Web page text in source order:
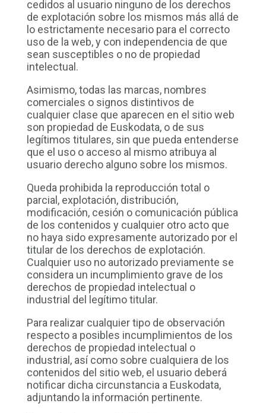
cedidos al usuario ninguno de los derechos
de explotación sobre los mismos más allá de
lo estrictamente necesario para el correcto
uso de la web, y con independencia de que
sean susceptibles o no de propiedad
intelectual.
Asimismo, todas las marcas, nombres
comerciales o signos distintivos de
cualquier clase que aparecen en el sitio web
son propiedad de Euskodata, o de sus
legítimos titulares, sin que pueda entenderse
que el uso o acceso al mismo atribuya al
usuario derecho alguno sobre los mismos.
Queda prohibida la reproducción total o
parcial, explotación, distribución,
modificación, cesión o comunicación pública
de los contenidos y cualquier otro acto que
no haya sido expresamente autorizado por el
titular de los derechos de explotación.
Cualquier uso no autorizado previamente se
considera un incumplimiento grave de los
derechos de propiedad intelectual o
industrial del legítimo titular.
Para realizar cualquier tipo de observación
respecto a posibles incumplimientos de los
derechos de propiedad intelectual o
industrial, así como sobre cualquiera de los
contenidos del sitio web, el usuario deberá
notificar dicha circunstancia a Euskodata,
adjuntando la información pertinente.